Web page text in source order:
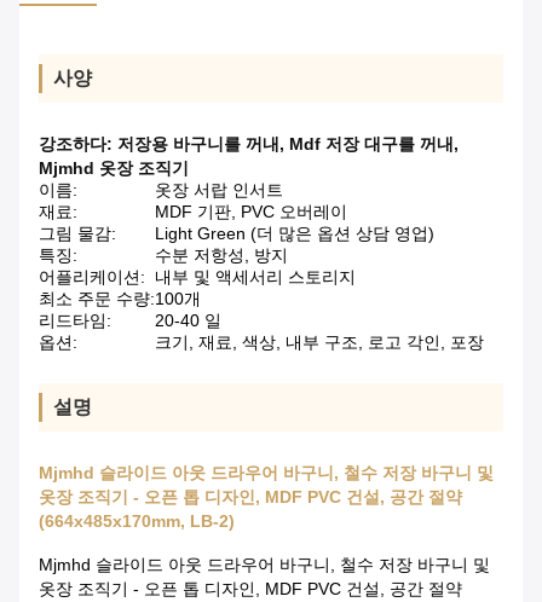
사양
강조하다: 저장용 바구니를 꺼내 , Mdf 저장 대구를 꺼내 ,
Mjmhd 옷장 조직기
이름:
옷장 서랍 인서트
재료:
MDF 기판, PVC 오버레이
그림 물감:
Light Green (더 많은 옵션 상담 영업)
특징:
수분 저항성, 방지
어플리케이션:
내부 및 액세서리 스토리지
최소 주문 수량:100개
리드타임:
20-40 일
옵션:
크기, 재료, 색상, 내부 구조, 로고 각인, 포장
설명
Mjmhd 슬라이드 아웃 드라우어 바구니, 철수 저장 바구니 및
옷장 조직기 - 오픈 톱 디자인, MDF PVC 건설, 공간 절약
(664x485x170mm, LB-2)
Mjmhd 슬라이드 아웃 드라우어 바구니, 철수 저장 바구니 및
옷장 조직기 - 오픈 톱 디자인, MDF PVC 건설, 공간 절약